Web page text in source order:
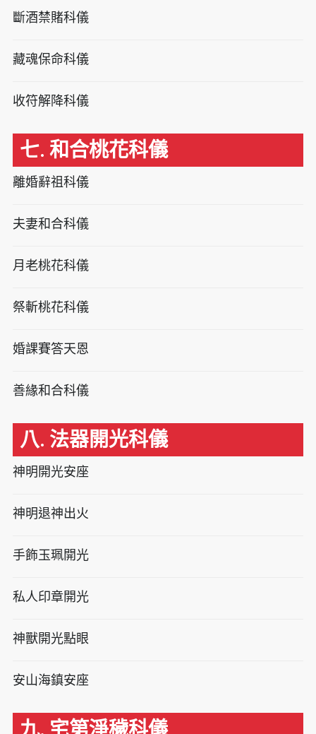
斷酒禁賭科儀
藏魂保命科儀
收符解降科儀
七. 和合桃花科儀
離婚辭祖科儀
夫妻和合科儀
月老桃花科儀
祭斬桃花科儀
婚課賽答天恩
善緣和合科儀
八. 法器開光科儀
神明開光安座
神明退神出火
手飾玉珮開光
私人印章開光
神獸開光點眼
安山海鎮安座